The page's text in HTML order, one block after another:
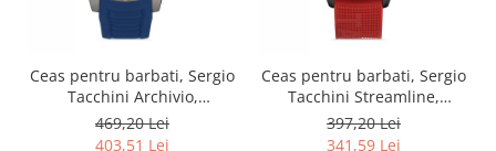
Ceas pentru barbati, Sergio
Tacchini Archivio,
ST.1.10186.4
469,20 Lei
403,51 Lei
Ceas pentru barbati, Sergio
Tacchini Streamline,
ST.1.10210.1
397,20 Lei
341,59 Lei